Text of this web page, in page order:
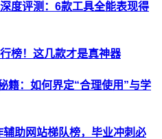
度评测：6款工具全能表现得
榜！这几款才是真神器
籍：如何界定“合理使用”与学
助网站梯队榜，毕业冲刺必